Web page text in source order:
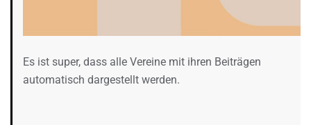
Es ist super, dass alle Vereine mit ihren Beiträgen
automatisch dargestellt werden.